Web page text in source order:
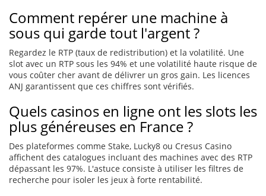
Comment repérer une machine à
sous qui garde tout l'argent ?
Regardez le RTP (taux de redistribution) et la volatilité. Une
slot avec un RTP sous les 94% et une volatilité haute risque de
vous coûter cher avant de délivrer un gros gain. Les licences
ANJ garantissent que ces chiffres sont vérifiés.
Quels casinos en ligne ont les slots les
plus généreuses en France ?
Des plateformes comme Stake, Lucky8 ou Cresus Casino
affichent des catalogues incluant des machines avec des RTP
dépassant les 97%. L'astuce consiste à utiliser les filtres de
recherche pour isoler les jeux à forte rentabilité.